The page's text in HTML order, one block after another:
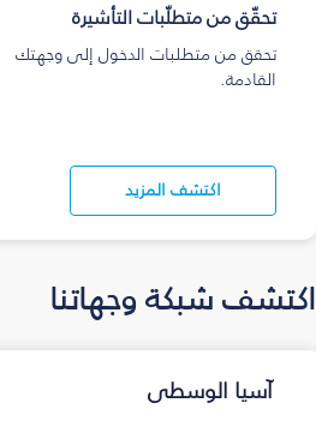
تحقّق من متطلّبات التأشيرة
تحقق من متطلبات الدخول إلى وجهتك
القادمة.
اكتشف المزيد
اكتشف شبكة وجهاتنا
آسيا الوسطى